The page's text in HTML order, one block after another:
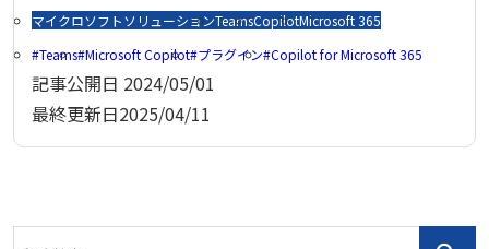
マイクロソフトソリューションTeamsCopilotMicrosoft 365
Teams Microsoft Copilot プラグイン Copilot for Microsoft 365
記事公開日 2024/05/01
最終更新日2025/04/11